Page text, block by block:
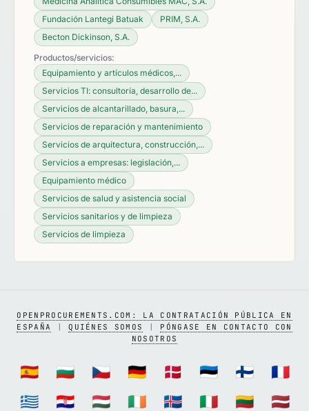
Fundación Lantegi Batuak
PRIM, S.A.
Becton Dickinson, S.A.
Productos/servicios:
Equipamiento y artículos médicos,...
Servicios TI: consultoría, desarrollo de...
Servicios de alcantarillado, basura,...
Servicios de reparación y mantenimiento
Servicios de arquitectura, construcción,...
Servicios a empresas: legislación,...
Equipamiento médico
Servicios de salud y asistencia social
Servicios sanitarios y de limpieza
Servicios de limpieza
OPENPROCUREMENTS.COM: LA CONTRATACIÓN PÚBLICA EN
ESPAÑA
|QUIÉNES SOMOS
PÓNGASE EN CONTACTO CON
NOSOTROS
🇪🇸 🇧🇬 🇨🇿 🇩🇪 🇩🇰 🇪🇪 🇫🇮
🇫🇷
🇬🇷
🇭🇷 🇭🇺 🇮🇪 🇮🇸 🇮🇹 🇱🇹
🇱🇻